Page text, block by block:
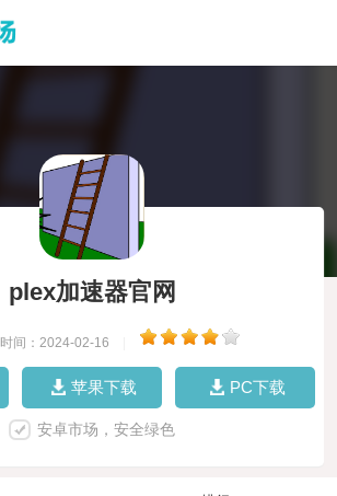
plex加速器官网
时间：2024-02-16
苹果下载 PC下载
安卓市场，安全绿色